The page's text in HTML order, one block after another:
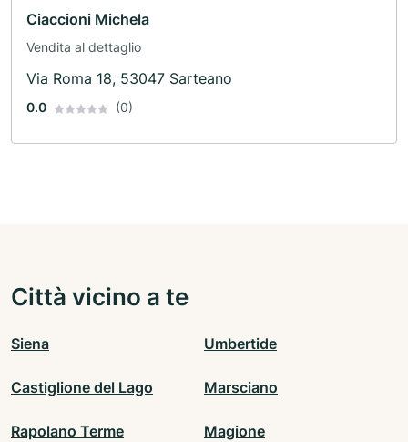
Ciaccioni Michela
Vendita al dettaglio
Via Roma 18, 53047 Sarteano
0.0 (0)
Città vicino a te
Siena Umbertide
Castiglione del Lago Marsciano
Rapolano Terme Magione